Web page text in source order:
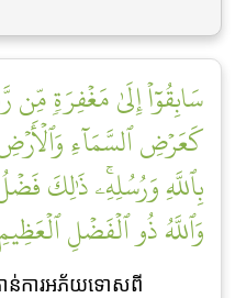
سَابِقُوٓاْ إِلَىٰ مَغۡفِرَةٖ
كَعَرۡضِ ٱلسَّمَآءِ
بِٱللَّهِ وَرُسُلِهِۦۚ ذَٰلِكَ
وَٱللَّهُ ذُو ٱلۡفَضۡلِ ٱلۡعَظِيمِ
ាន់ការអភ័យទោសពី